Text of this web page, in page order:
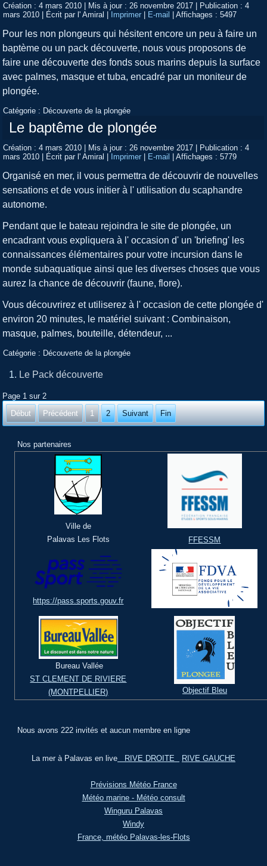
Création : 4 mars 2010 | Mis à jour : 26 novembre 2017 | Publication : 4
mars 2010 | Écrit par l' Amiral | Imprimer | E-mail |Affichages : 5497
Pour les non plongeurs qui hésitent encore un peu à faire un
baptème ou un pack découverte, nous vous proposons de
faire une découverte des fonds sous marins depuis la surface
avec palmes, masque et tuba, encadré par un moniteur de
plongée.
Catégorie : Découverte de la plongée
Le baptême de plongée
Création : 4 mars 2010 | Mis à jour : 26 novembre 2017 | Publication : 4
mars 2010 | Écrit par l' Amiral | Imprimer | E-mail |Affichages : 5779
Organisé en mer, il vous permettra de découvrir de nouvelles
sensations et de vous initier à l' utilisation du scaphandre
autonome.
Pendant que le bateau rejoindra le site de plongée, un
encadrant vous expliquera à l' occasion d' un 'briefing' les
connaissances élémentaires pour votre incursion dans le
monde subaquatique ainsi que les diverses choses que vous
aurez la chance de découvrir (faune, flore).
Vous découvrirez et utiliserez à l' occasion de cette plongée d'
environ 20 minutes, le matériel suivant : Combinaison,
masque, palmes, bouteille, détendeur, ...
Catégorie : Découverte de la plongée
Le Pack découverte
Page 1 sur 2
Début
Précédent 1 2 Suivant Fin
Nos partenaires
Ville de
Palavas Les Flots
FFESSM
https://pass.sports.gouv.fr
Bureau Vallée
ST CLEMENT DE RIVIERE
(MONTPELLIER)
Objectif Bleu
Nous avons 222 invités et aucun membre en ligne
La mer à Palavas en live RIVE DROITE RIVE GAUCHE
Prévisions Météo France
Météo marine - Météo consult
Winguru Palavas
Windy
France, météo Palavas-les-Flots